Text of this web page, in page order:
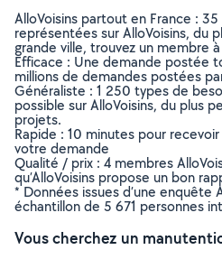
AlloVoisins partout en France :
représentées sur AlloVoisins, du
grande ville, trouvez un membre
Efficace : Une demande postée
millions de demandes postées
Généraliste : 1 250 types de
possible sur AlloVoisins, du plus
projets.
Rapide : 10 minutes pour
votre demande
Qualité / prix : 4 membres
qu’AlloVoisins propose un bon
* Données issues d’une enquête
échantillon de 5 671 personnes
Vous cherchez un